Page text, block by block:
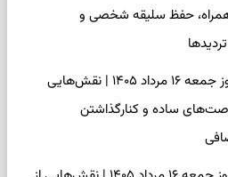
همراه، حفظ سلیقه شخصی و
فال چای امروز جمعه ۱۶ مرداد ۱۴۰۵ | نقش‌هایی
ساده و کنارگذاشتن